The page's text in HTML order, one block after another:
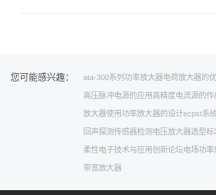
您可能感兴趣： ata-300系列功率放大器电荷放大器的
高压脉冲电源的应用 高精度电流源的作
放大器使用功率放大器的设计ecpst系
回声探测传感器检测 电压放大器选型标
柔性电子技术与应用创新论坛电场功率
带宽放大器